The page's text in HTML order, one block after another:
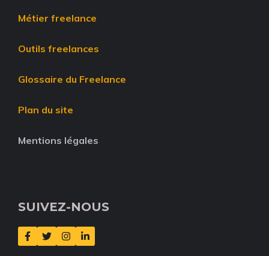
Métier freelance
Outils freelances
Glossaire du Freelance
Plan du site
Mentions légales
SUIVEZ-NOUS